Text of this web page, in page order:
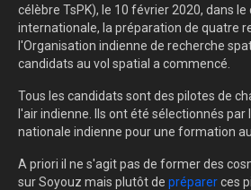
célèbre TsPK), le 10 février 2020, dans
internationale, la préparation de quatre
l'Organisation indienne de recherche
candidats au vol spatial a commencé.
Tous les candidats sont des pilotes de
l'air indienne.
Ils ont été sélectionnés
nationale indienne pour une formation au
A priori il ne s'agit pas de former des
sur Soyouz mais plutôt de préparerces